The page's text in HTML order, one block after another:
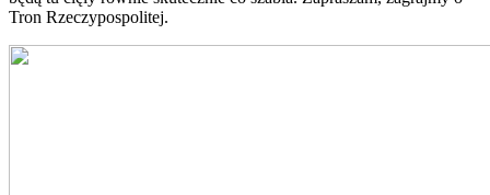
Tron Rzeczypospolitej.